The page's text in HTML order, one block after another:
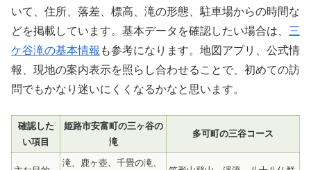
いて、住所、落差、標高、滝の形態、駐車場からの時間な
どを掲載しています。基本データを確認したい場合は、 三
ケ谷滝の基本情報 も参考になります。地図アプリ、公式情
報、現地の案内表示を照らし合わせることで、初めての訪
問でもかなり迷いにくくなるかなと思います。
確認した
い項目
姫路市安富町の三ヶ谷の
滝
多可町の三谷コース
滝、鹿ヶ壺、千畳の滝、